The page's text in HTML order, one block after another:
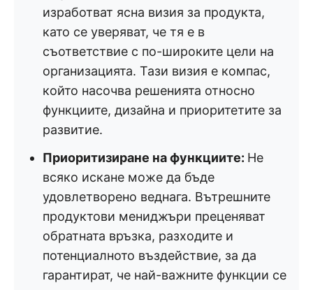
изработват ясна визия за продукта,
като се уверяват, че тя е в
съответствие с по-широките цели на
организацията. Тази визия е компас,
който насочва решенията относно
функциите, дизайна и приоритетите за
развитие.
Приоритизиране на функциите: Не
всяко искане може да бъде
удовлетворено веднага. Вътрешните
продуктови мениджъри преценяват
обратната връзка, разходите и
потенциалното въздействие, за да
гарантират, че най-важните функции се